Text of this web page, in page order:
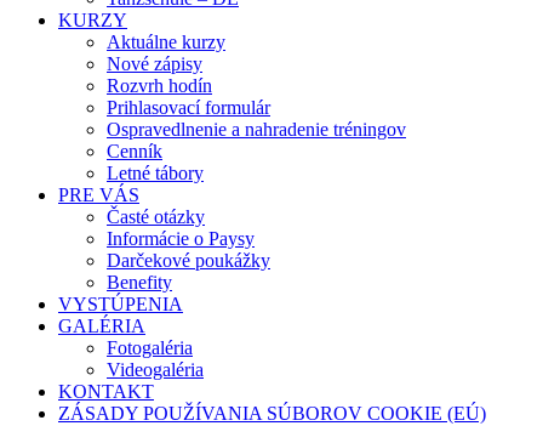
KURZY
Aktuálne kurzy
Nové zápisy
Rozvrh hodín
Prihlasovací formulár
Ospravedlnenie a nahradenie tréningov
Cenník
Letné tábory
PRE VÁS
Časté otázky
Informácie o Paysy
Darčekové poukážky
Benefity
VYSTÚPENIA
GALÉRIA
Fotogaléria
Videogaléria
KONTAKT
ZÁSADY POUŽÍVANIA SÚBOROV COOKIE (EÚ)